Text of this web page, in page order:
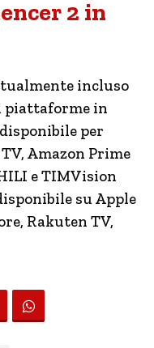
2 in
incluso
piattaforme in
per
Amazon Prime
e TIMVision
su Apple
Rakuten TV,